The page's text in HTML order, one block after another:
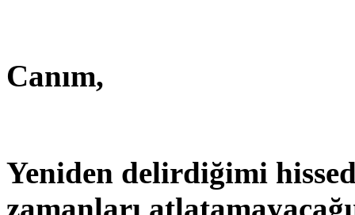
Canım,
Yeniden delirdiğimi
zamanları